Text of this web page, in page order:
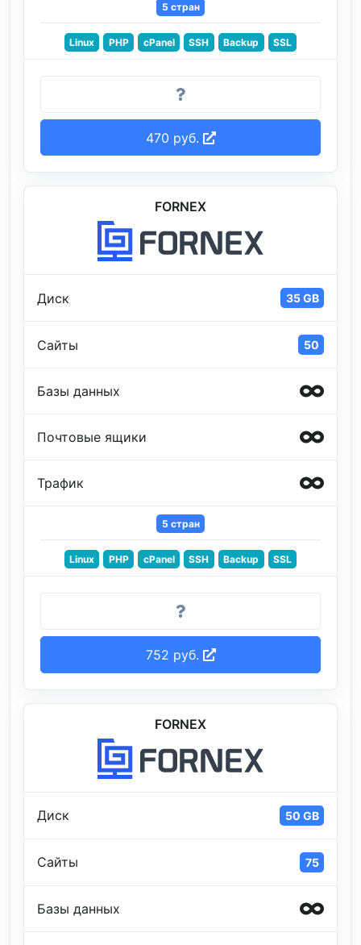
5 стран
Linux PHP cPanel SSH Backup SSL
470 руб.
FORNEX
Диск 35 GB
Сайты 50
Базы данных
Почтовые ящики
Трафик
5 стран
Linux PHP cPanel SSH Backup SSL
752 руб.
FORNEX
Диск 50 GB
Сайты 75
Базы данных